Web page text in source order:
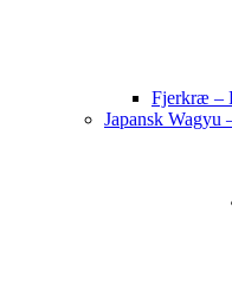
Fjerkræ –
Japansk Wagyu